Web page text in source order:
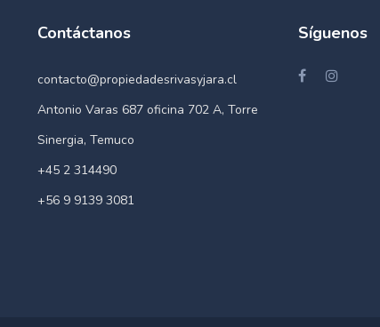
Contáctanos
contacto@propiedadesrivasyjara.cl
Antonio Varas 687 oficina 702 A, Torre
Sinergia, Temuco
+45 2 314490
+56 9 9139 3081
Síguenos